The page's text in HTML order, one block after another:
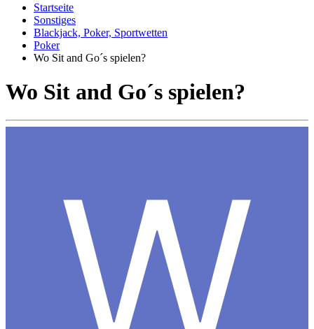
Startseite
Sonstiges
Blackjack, Poker, Sportwetten
Poker
Wo Sit and Go´s spielen?
Wo Sit and Go´s spielen?